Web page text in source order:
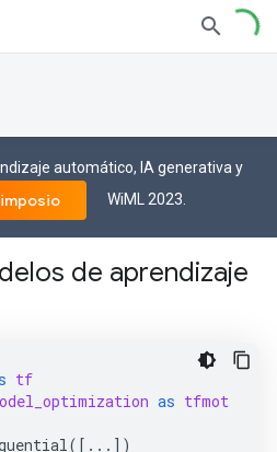
automático, IA generativa y
WiML 2023.
de aprendizaje
tf
as tfmot
([ ... ])